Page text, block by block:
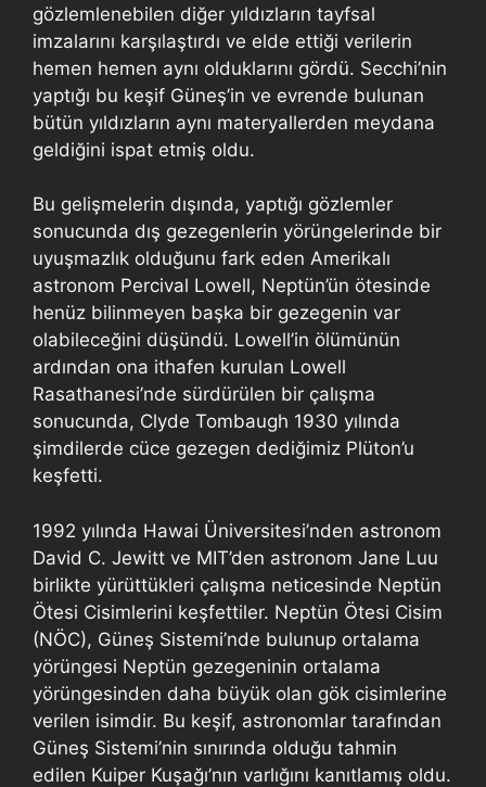
gözlemlenebilen diğer yıldızların tayfsal
imzalarını karşılaştırdı ve elde ettiği verilerin
hemen hemen aynı olduklarını gördü. Secchi’nin
yaptığı bu keşif Güneş’in ve evrende bulunan
bütün yıldızların aynı materyallerden meydana
geldiğini ispat etmiş oldu.
Bu gelişmelerin dışında, yaptığı gözlemler
sonucunda dış gezegenlerin yörüngelerinde bir
uyuşmazlık olduğunu fark eden Amerikalı
astronom Percival Lowell, Neptün’ün ötesinde
henüz bilinmeyen başka bir gezegenin var
olabileceğini düşündü. Lowell’in ölümünün
ardından ona ithafen kurulan Lowell
Rasathanesi’nde sürdürülen bir çalışma
sonucunda, Clyde Tombaugh 1930 yılında
şimdilerde cüce gezegen dediğimiz Plüton’u
keşfetti.
1992 yılında Hawai Üniversitesi’nden astronom
David C. Jewitt ve MIT’den astronom Jane Luu
birlikte yürüttükleri çalışma neticesinde Neptün
Ötesi Cisimlerini keşfettiler. Neptün Ötesi Cisim
(NÖC), Güneş Sistemi’nde bulunup ortalama
yörüngesi Neptün gezegeninin ortalama
yörüngesinden daha büyük olan gök cisimlerine
verilen isimdir. Bu keşif, astronomlar tarafından
Güneş Sistemi’nin sınırında olduğu tahmin
edilen Kuiper Kuşağı’nın varlığını kanıtlamış oldu.